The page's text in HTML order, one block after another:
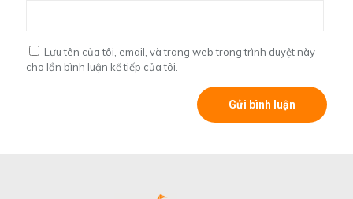
Lưu tên của tôi, email, và trang web trong trình duyệt này
cho lần bình luận kế tiếp của tôi.